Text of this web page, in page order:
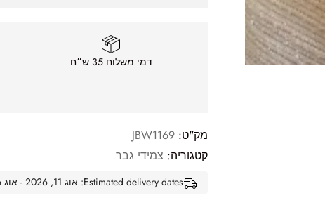
דמי משלוח 35 ש״ח
מק"ט:JBW1169
קטגוריה: צמידי גבר
Estimated delivery dates: אוג 11, 2026 - אוג 16, 2026